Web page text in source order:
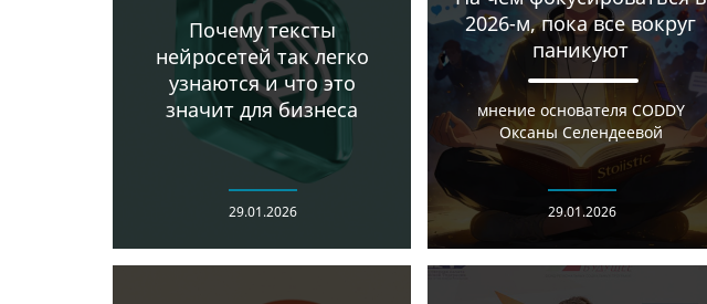
Почему тексты
нейросетей так легко
узнаются и что это
значит для бизнеса
29.01.2026
2026-м, пока все вокруг
паникуют
мнение основателя CODDY
Оксаны Селендеевой
29.01.2026